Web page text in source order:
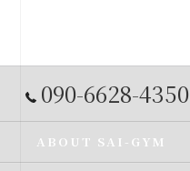
090-6628-4350
ABOUT SAI-GYM